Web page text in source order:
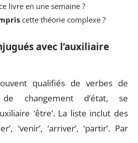
livre en une semaine ?
cette théorie complexe ?
avec l’auxiliaire
qualifiés de verbes de
changement d’état, se
‘être’. La liste inclut des
‘venir’, ‘arriver’, ‘partir’. Par